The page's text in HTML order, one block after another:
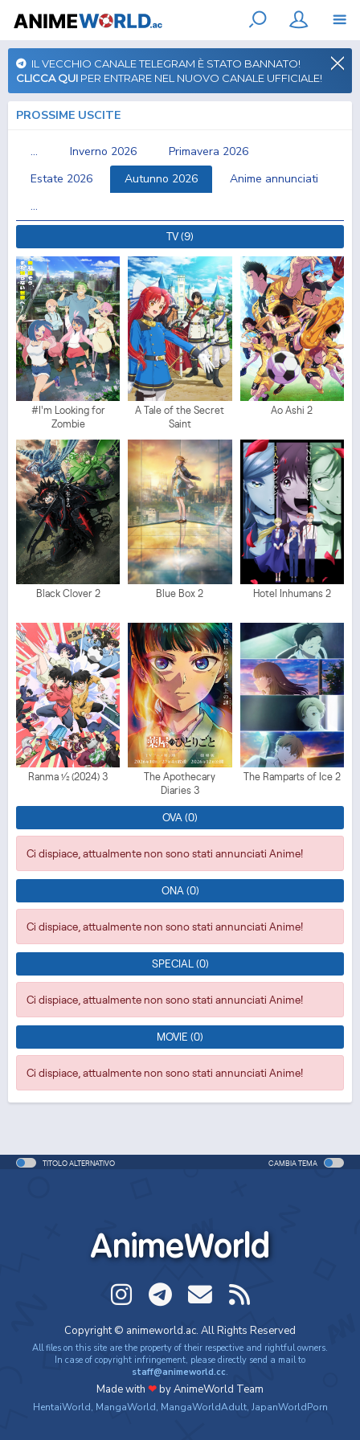
IL VECCHIO CANALE TELEGRAM È STATO BANNATO!
CLICCA QUI PER ENTRARE NEL NUOVO CANALE UFFICIALE!
PROSSIME USCITE
... Inverno 2026
Primavera 2026
Estate 2026
Autunno 2026
Anime annunciati
...
TV (9)
#I'm Looking for
Zombie
A Tale of the Secret
Saint
Ao Ashi 2
Black Clover 2 Blue Box 2 Hotel Inhumans 2
Ranma ½ (2024) 3
The Apothecary
Diaries 3
The Ramparts of Ice 2
OVA (0)
Ci dispiace, attualmente non sono stati annunciati Anime!
ONA (0)
Ci dispiace, attualmente non sono stati annunciati Anime!
SPECIAL (0)
Ci dispiace, attualmente non sono stati annunciati Anime!
MOVIE (0)
Ci dispiace, attualmente non sono stati annunciati Anime!
TITOLO ALTERNATIVO CAMBIA TEMA
AnimeWorld
Copyright © animeworld.ac. All Rights Reserved
All files on this site are the property of their respective and rightful owners.
In case of copyright infringement, please directly send a mail to
staff@animeworld.cc.
Made with ❤by AnimeWorld Team
HentaiWorld, MangaWorld, MangaWorldAdult, JapanWorldPorn